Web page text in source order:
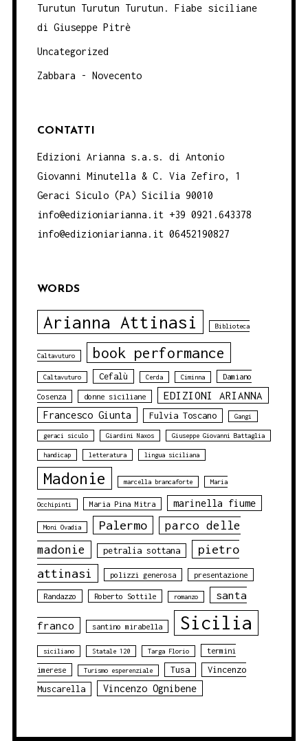
Turutun Turutun Turutun. Fiabe siciliane
di Giuseppe Pitrè
Uncategorized
Zabbara - Novecento
CONTATTI
Edizioni Arianna s.a.s. di Antonio
Giovanni Minutella & C. Via Zefiro, 1
Geraci Siculo (PA) Sicilia 90010
info@edizioniarianna.it +39 0921.643378
info@edizioniarianna.it 06452190827
WORDS
Arianna Attinasi Biblioteca
Caltavuturo book performance
Caltavuturo Cefalù Cerda Ciminna Damiano
Cosenza donne siciliane EDIZIONI ARIANNA
Francesco Giunta Fulvia Toscano Gangi
geraci siculo Giardini Naxos Giuseppe Giovanni Battaglia
handicap letteratura lingua siciliana
Madonie marcella brancaforte Maria
Occhipinti Maria Pina Mitra marinella fiume
Moni Ovadia Palermo
parco delle
madonie
petralia sottana
pietro
attinasi
polizzi generosa presentazione
Randazzo Roberto Sottile romanzo santa
franco santino mirabella Sicilia
siciliano Statale 120 Targa Florio termini
imerese Turismo esperenziale Tusa
Vincenzo
Muscarella
Vincenzo Ognibene